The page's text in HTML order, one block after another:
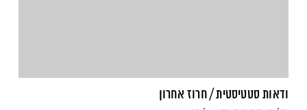
ודאות סטטיסטית / חרוז אחרון